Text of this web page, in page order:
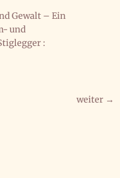
Gewalt – Ein
und
:
weiter →